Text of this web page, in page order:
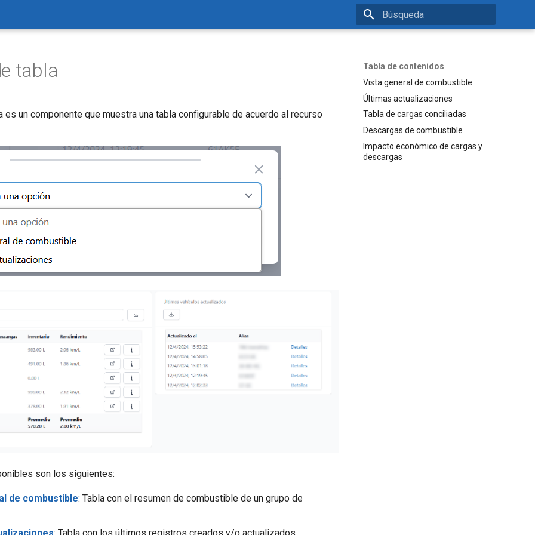
Tabla de contenidos
Vista general de combustible
Últimas actualizaciones
Tabla de cargas conciliadas
Descargas de combustible
Impacto económico de cargas y
descargas
tabla
es un componente que muestra una tabla configurable de acuerdo al recurso
son los siguientes:
de combustible: Tabla con el resumen de combustible de un grupo de